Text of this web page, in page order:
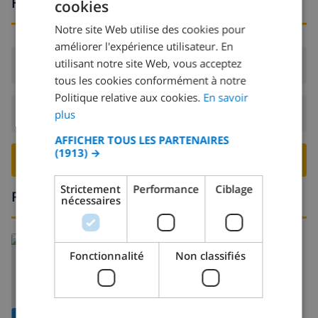
Arrivée:De 16:00 avant 19:00
RESERVER CETTE VILLA ›
Région
En savoir plus sur:
Espagne> Mallorca> Port Pollença
DUTCH
SPANISH
GERMAN
DANISH
cookies
Notre site Web utilise des cookies pour
améliorer l'expérience utilisateur. En
utilisant notre site Web, vous acceptez
tous les cookies conformément à notre
Politique relative aux cookies. En savoir
plus
AFFICHER TOUS LES PARTENAIRES
(1913) →
Strictement
nécessaires
Performance Ciblage
Fonctionnalité Non classifiés